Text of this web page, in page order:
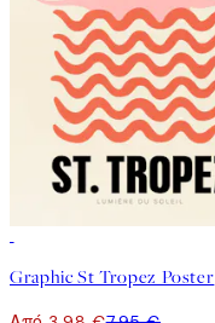
Graphic St Tropez Poster